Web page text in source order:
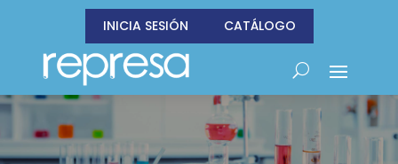
INICIA SESIÓN CATÁLOGO